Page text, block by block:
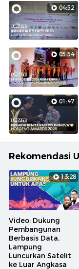
04:52
05:54
01:47
Rekomendasi
13:28
Video: Dukung
Pembangunan
Berbasis Data,
Lampung
Luncurkan Satelit
ke Luar Angkasa